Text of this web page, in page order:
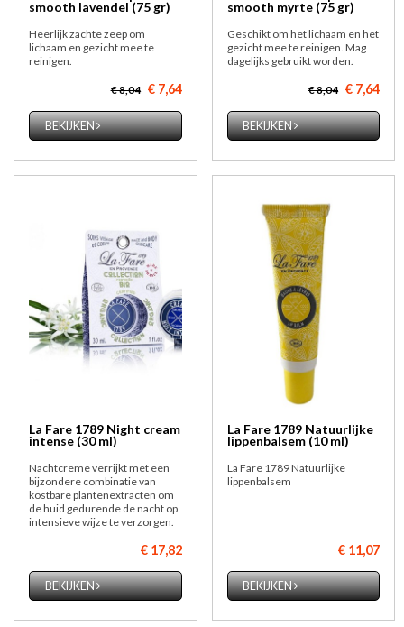
smooth lavendel (75 gr)
Heerlijk zachte zeep om
lichaam en gezicht mee te
reinigen.
€ 8,04 € 7,64
BEKIJKEN
smooth myrte (75 gr)
Geschikt om het lichaam en het
gezicht mee te reinigen. Mag
dagelijks gebruikt worden.
€ 8,04 € 7,64
BEKIJKEN
La Fare 1789 Night cream
intense (30 ml)
Nachtcreme verrijkt met een
bijzondere combinatie van
kostbare plantenextracten om
de huid gedurende de nacht op
intensieve wijze te verzorgen.
€ 17,82
BEKIJKEN
La Fare 1789 Natuurlijke
lippenbalsem (10 ml)
La Fare 1789 Natuurlijke
lippenbalsem
€ 11,07
BEKIJKEN